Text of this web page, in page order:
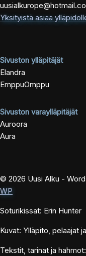
Yksityistä asiaa
Sivuston ylläpitäjät
Elandra
EmppuOmppu
Sivuston varaylläpitäjät
Auroora
Aura
© 2026 Uusi Alku -
WP
Soturikissat: Erin Hunter
Kuvat: Ylläpito, pelaajat
Tekstit, tarinat ja